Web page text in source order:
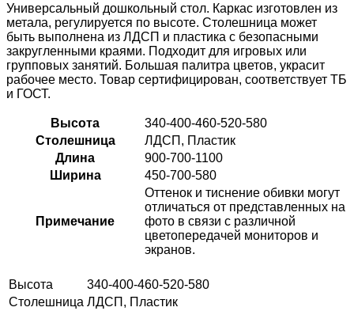
Универсальный дошкольный стол. Каркас изготовлен из
метала, регулируется по высоте. Столешница может
быть выполнена из ЛДСП и пластика с безопасными
закругленными краями. Подходит для игровых или
групповых занятий. Большая палитра цветов, украсит
рабочее место. Товар сертифицирован, соответствует ТБ
и ГОСТ.
Высота
340-400-460-520-580
Столешница
ЛДСП, Пластик
Длина
900-700-1100
Ширина
450-700-580
Примечание
Оттенок и тиснение обивки могут
отличаться от представленных на
фото в связи с различной
цветопередачей мониторов и
экранов.
Высота
340-400-460-520-580
Столешница ЛДСП, Пластик